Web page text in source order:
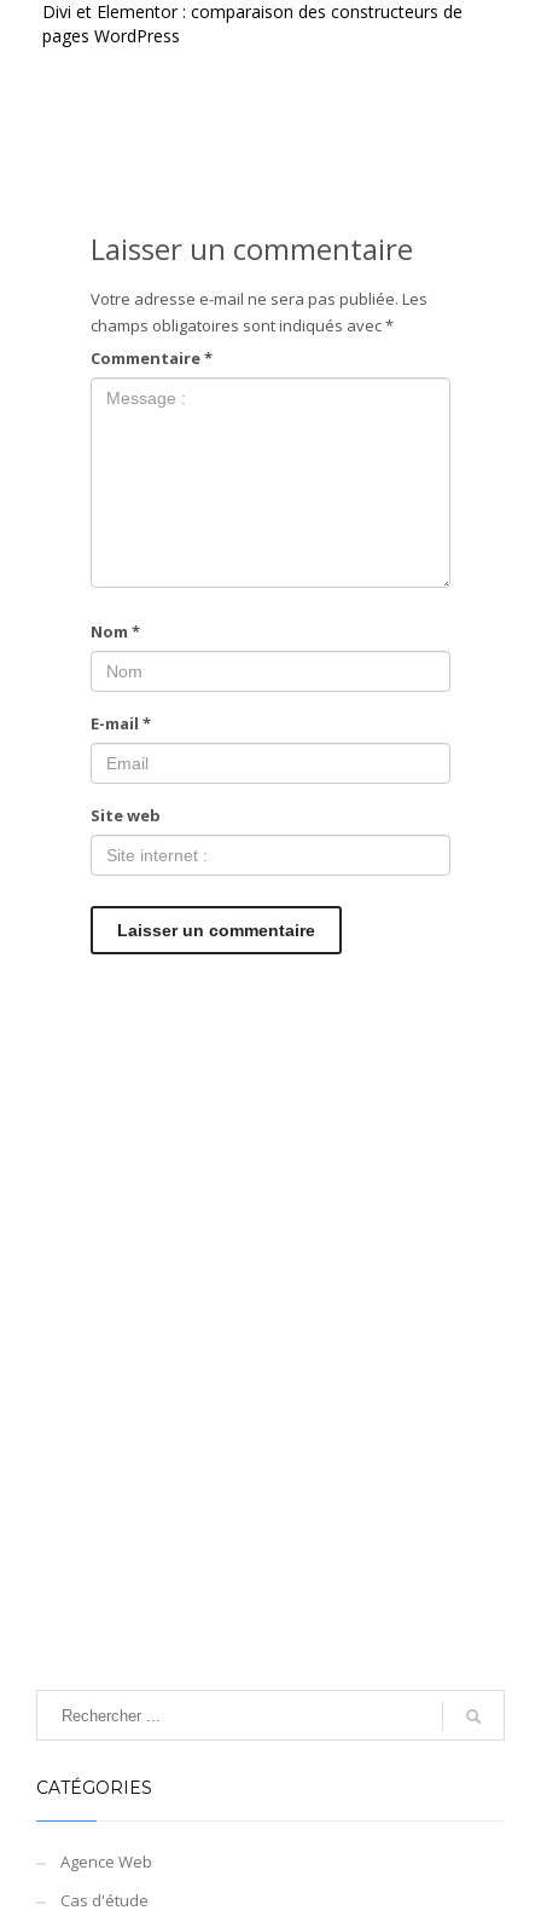
Divi et Elementor : comparaison des constructeurs de
pages WordPress
Laisser un commentaire
Votre adresse e-mail ne sera pas publiée. Les
champs obligatoires sont indiqués avec*
Commentaire*
Nom *
E-mail *
Site web
CATÉGORIES
Agence Web
Cas d'étude